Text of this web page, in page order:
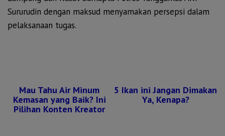
Sururudin dengan maksud menyamakan persepsi dalam
pelaksanaan tugas.
Mau Tahu Air Minum
Kemasan yang Baik? Ini
Pilihan Konten Kreator
5 Ikan ini Jangan Dimakan
Ya, Kenapa?